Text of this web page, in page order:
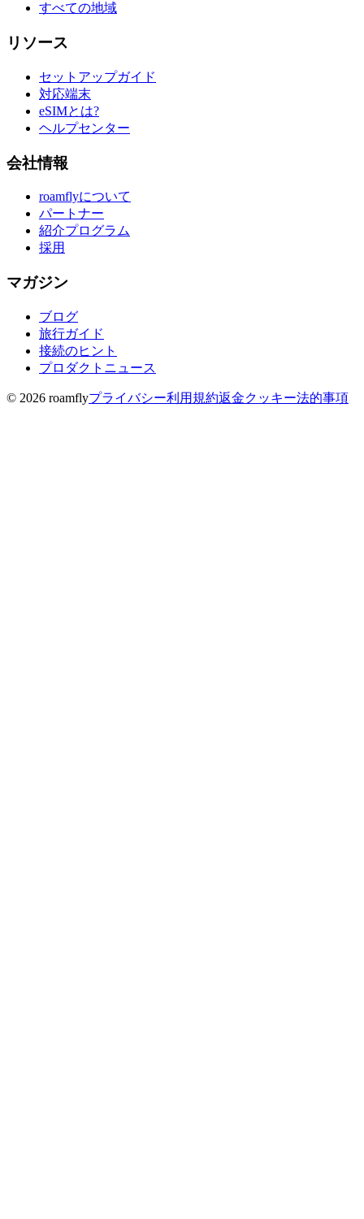
すべての地域
リソース
セットアップガイド
対応端末
eSIMとは?
ヘルプセンター
会社情報
roamflyについて
パートナー
紹介プログラム
採用
マガジン
ブログ
旅行ガイド
接続のヒント
プロダクトニュース
© 2026 roamflyプライバシー利用規約返金クッキー法的事項